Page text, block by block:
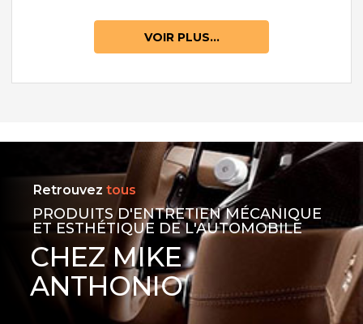
VOIR PLUS...
Retrouvez tous
PRODUITS D'ENTRETIEN MÉCANIQUE
ET ESTHÉTIQUE DE L'AUTOMOBILE
CHEZ MIKE
ANTHONIO